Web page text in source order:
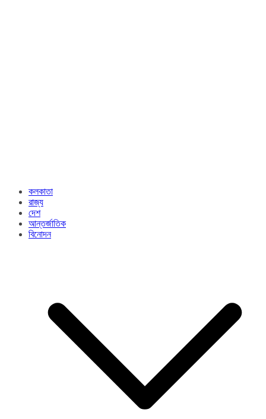
কলকাতা
রাজ্য​
দেশ
আন্তর্জাতিক
বিনোদন